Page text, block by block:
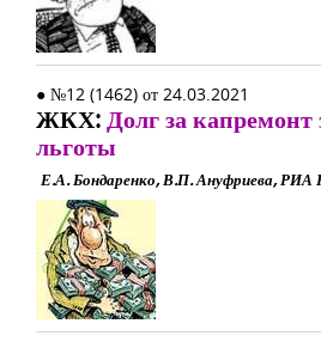
● №12 (1462) от 24.03.2021
ЖКХ:Долг за капремонт
льготы
Е.А. Бондаренко, В.П. Ануфриева, РИА